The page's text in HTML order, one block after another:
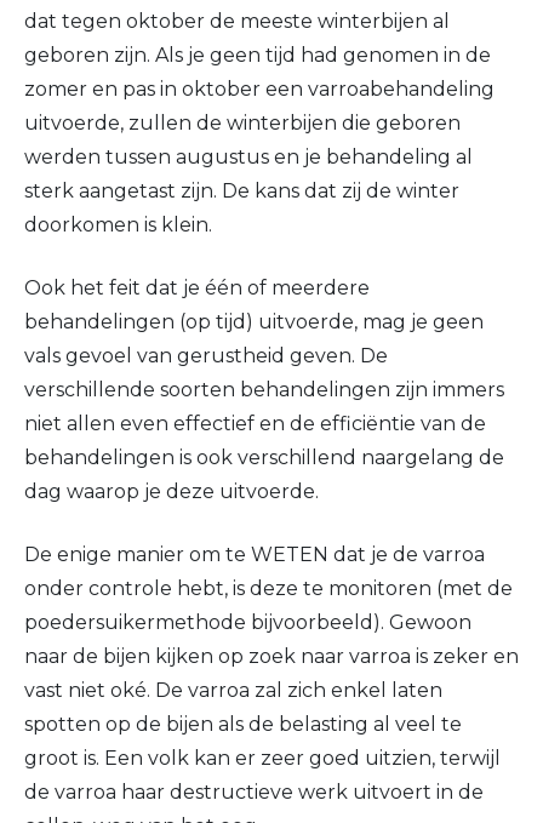
dat tegen oktober de meeste winterbijen al
geboren zijn. Als je geen tijd had genomen in de
zomer en pas in oktober een varroabehandeling
uitvoerde, zullen de winterbijen die geboren
werden tussen augustus en je behandeling al
sterk aangetast zijn. De kans dat zij de winter
doorkomen is klein.
Ook het feit dat je één of meerdere
behandelingen (op tijd) uitvoerde, mag je geen
vals gevoel van gerustheid geven. De
verschillende soorten behandelingen zijn immers
niet allen even effectief en de efficiëntie van de
behandelingen is ook verschillend naargelang de
dag waarop je deze uitvoerde.
De enige manier om te WETEN dat je de varroa
onder controle hebt, is deze te monitoren (met de
poedersuikermethode bijvoorbeeld). Gewoon
naar de bijen kijken op zoek naar varroa is zeker en
vast niet oké. De varroa zal zich enkel laten
spotten op de bijen als de belasting al veel te
groot is. Een volk kan er zeer goed uitzien, terwijl
de varroa haar destructieve werk uitvoert in de